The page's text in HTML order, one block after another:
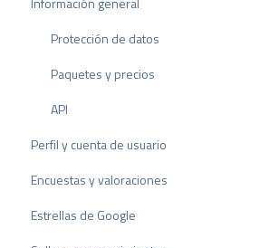
Protección de datos
Paquetes y precios
API
Perfil y cuenta de usuario
Configuración del perfil
Cuenta de usuario
Encuestas y valoraciones
Reseñas
Estrellas de Google